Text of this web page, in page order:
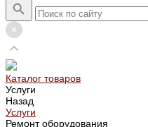
Каталог товаров
Услуги
Назад
Услуги
Ремонт оборудования